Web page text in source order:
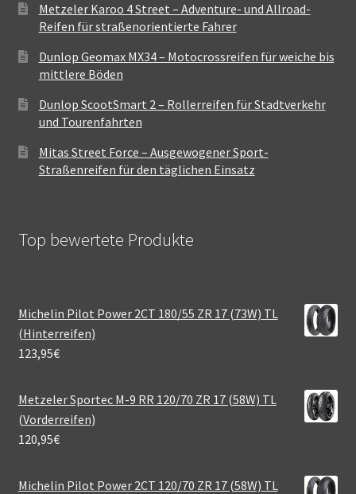
Metzeler Karoo 4 Street – Adventure- und Allroad-
Reifen für straßenorientierte Fahrer
Dunlop Geomax MX34 – Motocrossreifen für weiche bis
mittlere Böden
Dunlop ScootSmart 2 – Rollerreifen für Stadtverkehr
und Tourenfahrten
Mitas Street Force – Ausgewogener Sport-
Straßenreifen für den täglichen Einsatz
Top bewertete Produkte
Michelin Pilot Power 2CT 180/55 ZR 17 (73W) TL
(Hinterreifen)
123,95€
Metzeler Sportec M-9 RR 120/70 ZR 17 (58W) TL
(Vorderreifen)
120,95€
Michelin Pilot Power 2CT 120/70 ZR 17 (58W) TL